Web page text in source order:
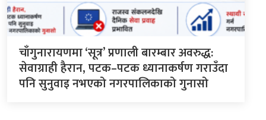
चाँगुनारायणमा ‘सूत्र’ प्रणाली बारम्बार अवरुद्ध:
सेवाग्राही हैरान, पटक–पटक ध्यानाकर्षण गराउँदा
पनि सुनुवाइ नभएको नगरपालिकाको गुनासो